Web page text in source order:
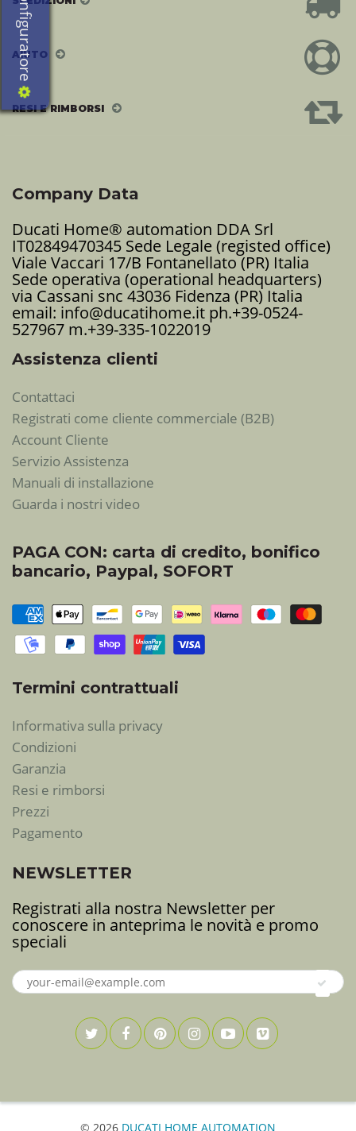
AIUTO
RESI E RIMBORSI
Company Data
Ducati Home® automation DDA Srl
IT02849470345 Sede Legale (registed office)
Viale Vaccari 17/B Fontanellato (PR) Italia
Sede operativa (operational headquarters)
via Cassani snc 43036 Fidenza (PR) Italia
email: info@ducatihome.it ph.+39-0524-
527967 m.+39-335-1022019
Assistenza clienti
Contattaci
Registrati come cliente commerciale (B2B)
Account Cliente
Servizio Assistenza
Manuali di installazione
Guarda i nostri video
PAGA CON: carta di credito, bonifico
bancario, Paypal, SOFORT
Termini contrattuali
Informativa sulla privacy
Condizioni
Garanzia
Resi e rimborsi
Prezzi
Pagamento
NEWSLETTER
Registrati alla nostra Newsletter per
conoscere in anteprima le novità e promo
speciali
© 2026 DUCATI HOME AUTOMATION
Configuratore